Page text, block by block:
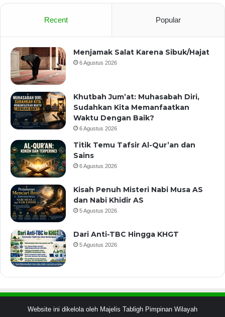
Recent Popular
Menjamak Salat Karena Sibuk/Hajat
6 Agustus 2026
Khutbah Jum’at: Muhasabah Diri,
Sudahkan Kita Memanfaatkan
Waktu Dengan Baik?
6 Agustus 2026
Titik Temu Tafsir Al-Qur’an dan
Sains
6 Agustus 2026
Kisah Penuh Misteri Nabi Musa AS
dan Nabi Khidir AS
5 Agustus 2026
Dari Anti-TBC Hingga KHGT
5 Agustus 2026
Website ini dikelola oleh Majelis Tabligh Pimpinan Wilayah